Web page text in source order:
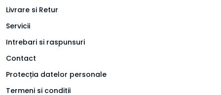
Livrare si Retur
Servicii
Intrebari si raspunsuri
Contact
Protecția datelor personale
Termeni si conditii